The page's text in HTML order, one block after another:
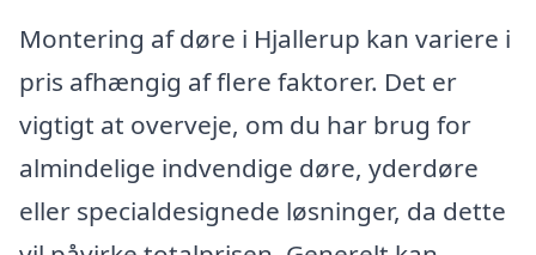
Montering af døre i Hjallerup kan variere i
pris afhængig af flere faktorer. Det er
vigtigt at overveje, om du har brug for
almindelige indvendige døre, yderdøre
eller specialdesignede løsninger, da dette